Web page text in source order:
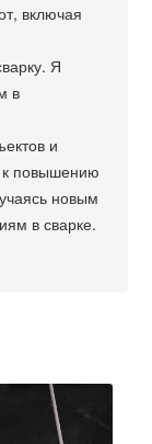
включая
Я
в
и
к повышению
новым
в сварке.